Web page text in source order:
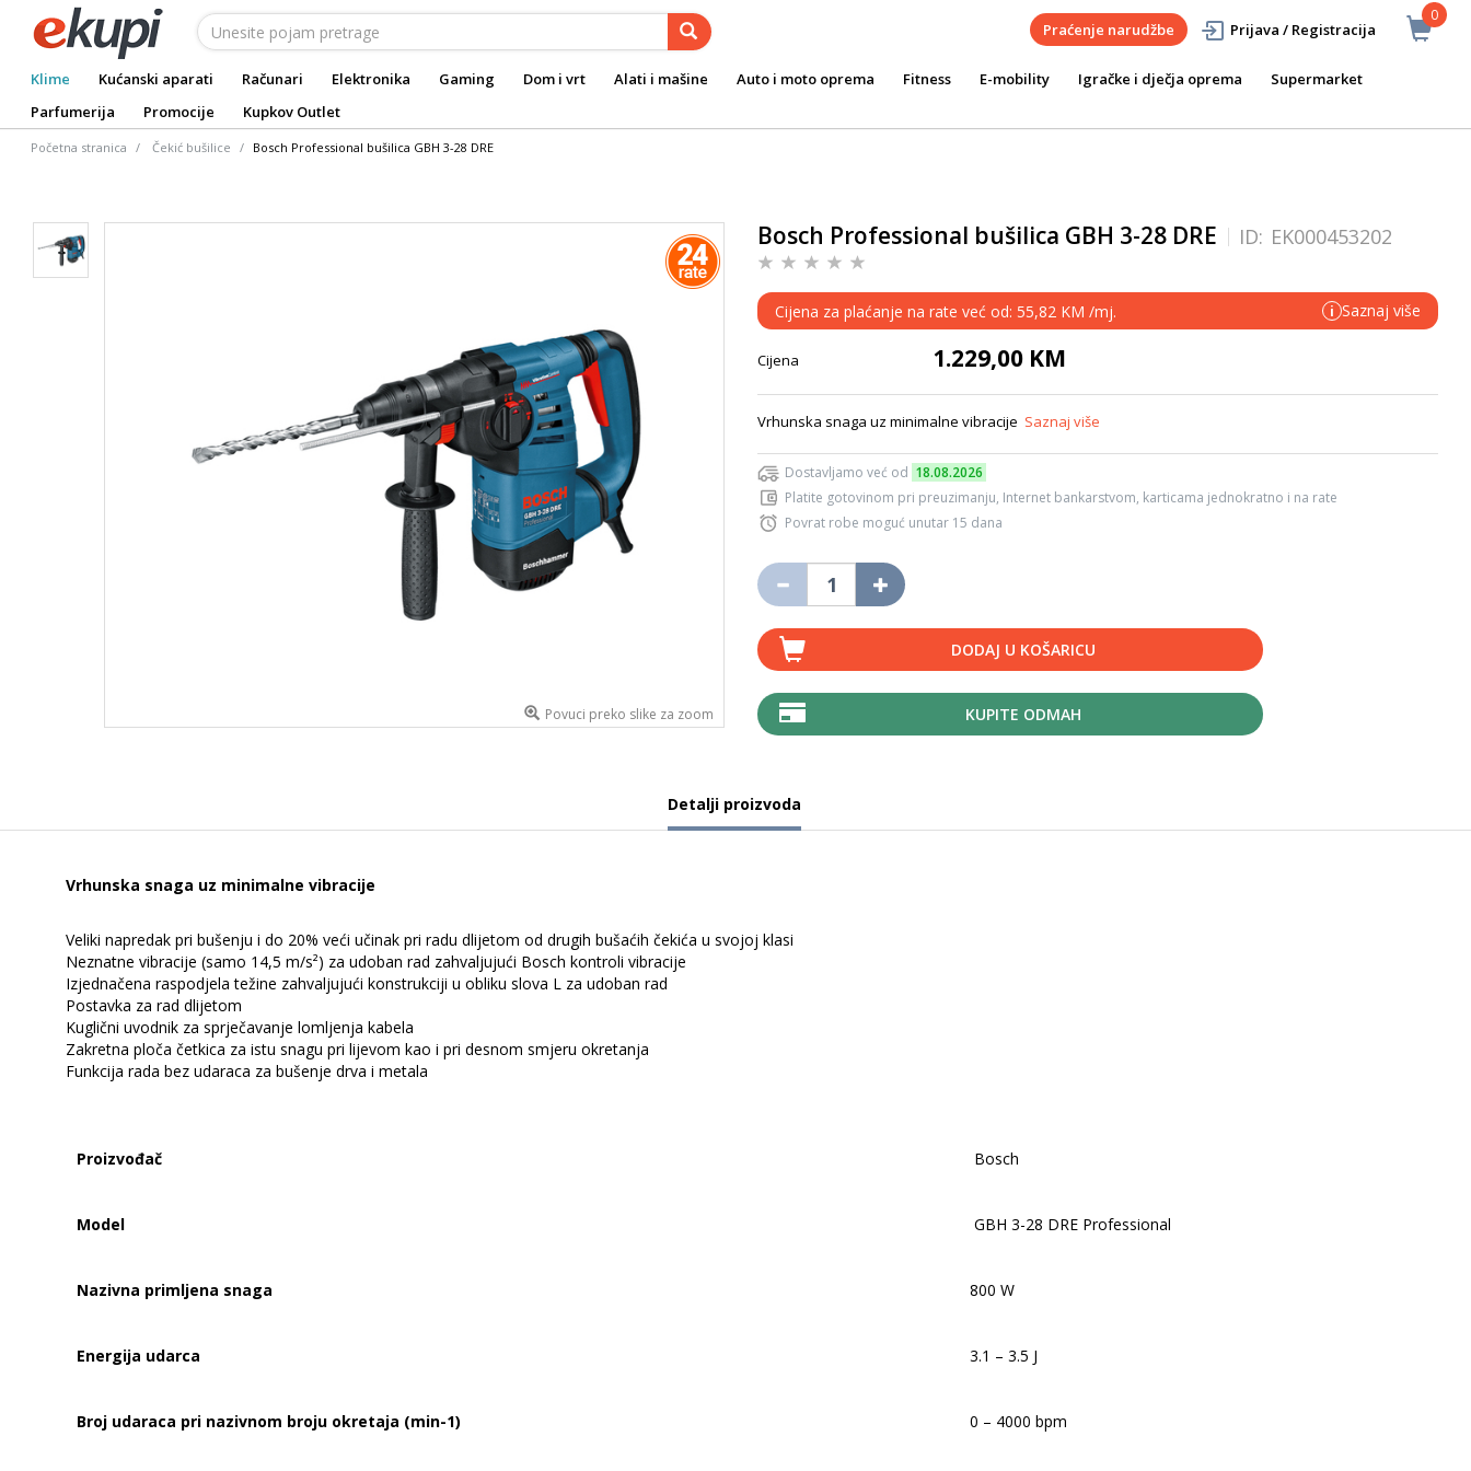
0
Praćenje narudžbe Prijava / Registracija
Klime Kućanski aparati Računari Elektronika Gaming Dom i vrt Alati i mašine Auto i moto oprema Fitness E-mobility Igračke i dječja oprema
Supermarket
Parfumerija
Promocije Kupkov Outlet
Početna stranica Čekić bušilice Bosch Professional bušilica GBH 3-28 DRE
Povuci preko slike za zoom
Bosch Professional bušilica GBH 3-28 DRE ID: EK000453202
Cijena za plaćanje na rate već od: 55,82 KM /mj. i Saznaj više
Cijena 1.229,00 KM
Vrhunska snaga uz minimalne vibracije Saznaj više
Dostavljamo već od 18.08.2026
Platite gotovinom pri preuzimanju, Internet bankarstvom, karticama jednokratno i na rate
Povrat robe moguć unutar 15 dana
DODAJ U KOŠARICU
KUPITE ODMAH
Detalji proizvoda
Vrhunska snaga uz minimalne vibracije
Veliki napredak pri bušenju i do 20% veći učinak pri radu dlijetom od drugih bušaćih čekića u svojoj klasi
Neznatne vibracije (samo 14,5 m/s²) za udoban rad zahvaljujući Bosch kontroli vibracije
Izjednačena raspodjela težine zahvaljujući konstrukciji u obliku slova L za udoban rad
Postavka za rad dlijetom
Kuglični uvodnik za sprječavanje lomljenja kabela
Zakretna ploča četkica za istu snagu pri lijevom kao i pri desnom smjeru okretanja
Funkcija rada bez udaraca za bušenje drva i metala
Proizvođač Bosch
Model GBH 3-28 DRE Professional
Nazivna primljena snaga 800 W
Energija udarca 3.1 – 3.5 J
Broj udaraca pri nazivnom broju okretaja (min-1) 0 – 4000 bpm